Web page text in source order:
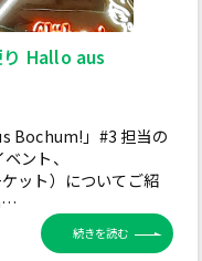
Hallo aus
Bochum!」#3 担当の
ント、
ット）についてご紹
続きを読む